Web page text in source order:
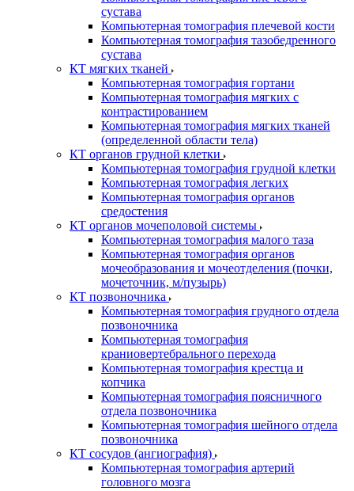
сустава
Компьютерная томография плечевой кости
Компьютерная томография тазобедренного
сустава
КТ мягких тканей
Компьютерная томография гортани
Компьютерная томография мягких с
контрастированием
Компьютерная томография мягких тканей
(определенной области тела)
КТ органов грудной клетки
Компьютерная томография грудной клетки
Компьютерная томография легких
Компьютерная томография органов
средостения
КТ органов мочеполовой системы
Компьютерная томография малого таза
Компьютерная томография органов
мочеобразования и мочеотделения (почки,
мочеточник, м/пузырь)
КТ позвоночника
Компьютерная томография грудного отдела
позвоночника
Компьютерная томография
краниовертебрального перехода
Компьютерная томография крестца и
копчика
Компьютерная томография поясничного
отдела позвоночника
Компьютерная томография шейного отдела
позвоночника
КТ сосудов (ангиография)
Компьютерная томография артерий
головного мозга